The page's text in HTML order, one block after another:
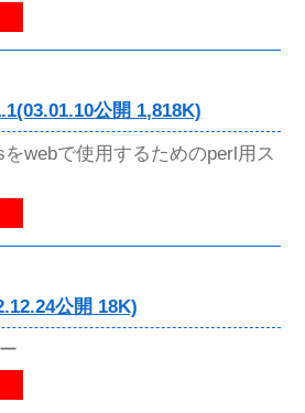
公開 1,818K)
webで使用するためのperl用ス
公開 18K)